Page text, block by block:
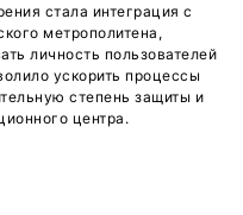
стала интеграция с
метрополитена,
личность пользователей
ускорить процессы
степень защиты и
центра.